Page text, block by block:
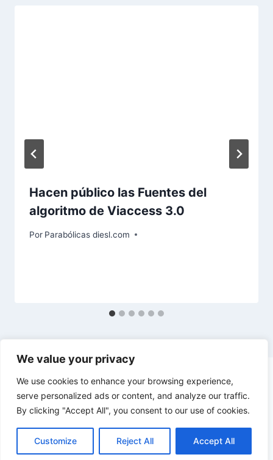
We value your privacy
We use cookies to enhance your browsing experience,
serve personalized ads or content, and analyze our traffic.
By clicking "Accept All", you consent to our use of cookies.
Customize Reject All Accept All
Hacen público las Fuentes del
algoritmo de Viaccess 3.0
Por Parabólicas diesl.com
© 2026 diesl.com - Tema para WordPress por
Kadence WP